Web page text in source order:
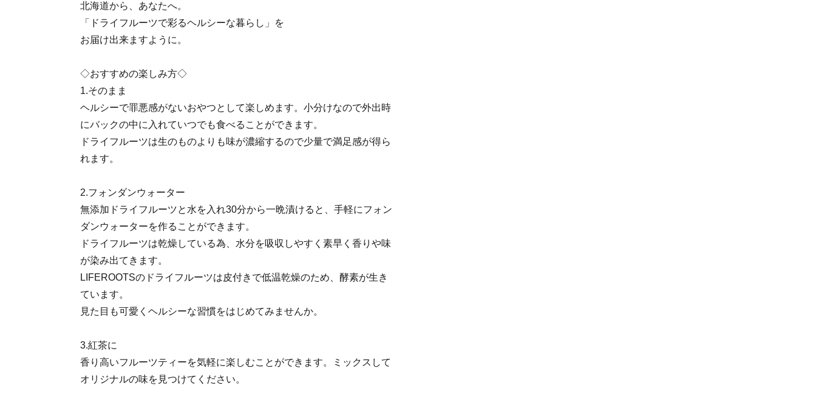
北海道から、あなたへ。
「ドライフルーツで彩るヘルシーな暮らし」を
お届け出来ますように。
◇おすすめの楽しみ方◇
1.そのまま
ヘルシーで罪悪感がないおやつとして楽しめます。小分けなので外出時
にバックの中に入れていつでも食べることができます。
ドライフルーツは生のものよりも味が濃縮するので少量で満足感が得ら
れます。
2.フォンダンウォーター
無添加ドライフルーツと水を入れ30分から一晩漬けると、手軽にフォン
ダンウォーターを作ることができます。
ドライフルーツは乾燥している為、水分を吸収しやすく素早く香りや味
が染み出てきます。
LIFEROOTSのドライフルーツは皮付きで低温乾燥のため、酵素が生き
ています。
見た目も可愛くヘルシーな習慣をはじめてみませんか。
3.紅茶に
香り高いフルーツティーを気軽に楽しむことができます。ミックスして
オリジナルの味を見つけてください。